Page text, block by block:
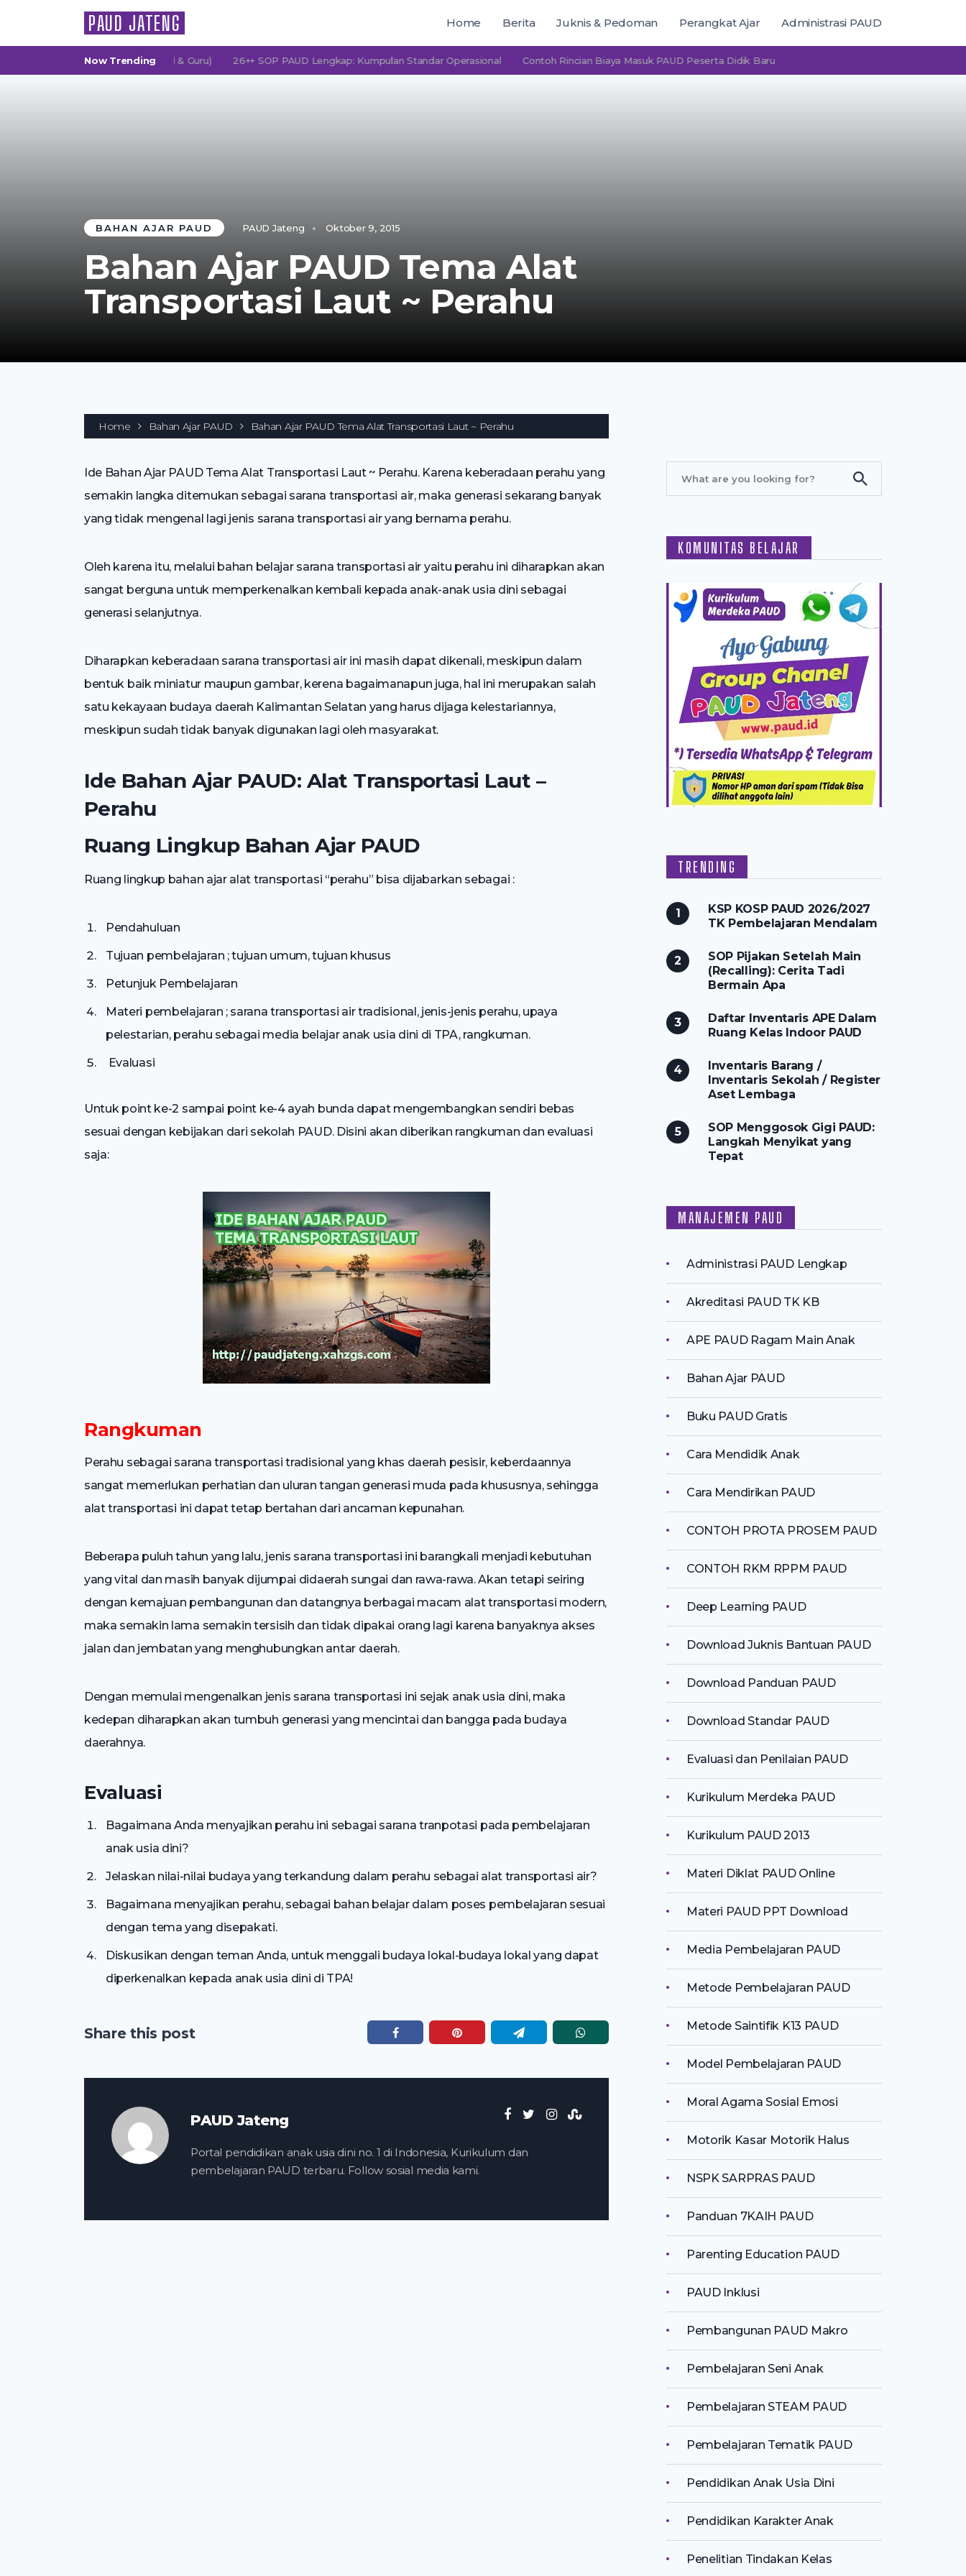
PAUD JATENG Home Berita Juknis & Pedoman Perangkat Ajar Administrasi PAUD
Now Trending
(Persatuan Orang Tua Murid & Guru) 26++ SOP PAUD Lengkap: Kumpulan Standar Operasional Contoh Rincian Biaya Masuk PAUD Peserta Didik Baru
BAHAN AJAR PAUD PAUD Jateng Oktober 9, 2015
Bahan Ajar PAUD Tema Alat
Transportasi Laut ~ Perahu
Home Bahan Ajar PAUD Bahan Ajar PAUD Tema Alat Transportasi Laut ~ Perahu
Ide Bahan Ajar PAUD Tema Alat Transportasi Laut ~ Perahu. Karena keberadaan perahu yang
semakin langka ditemukan sebagai sarana transportasi air, maka generasi sekarang banyak
yang tidak mengenal lagi jenis sarana transportasi air yang bernama perahu.
Oleh karena itu, melalui bahan belajar sarana transportasi air yaitu perahu ini diharapkan akan
sangat berguna untuk memperkenalkan kembali kepada anak-anak usia dini sebagai
generasi selanjutnya.
Diharapkan keberadaan sarana transportasi air ini masih dapat dikenali, meskipun dalam
bentuk baik miniatur maupun gambar, kerena bagaimanapun juga, hal ini merupakan salah
satu kekayaan budaya daerah Kalimantan Selatan yang harus dijaga kelestariannya,
meskipun sudah tidak banyak digunakan lagi oleh masyarakat.
Ide Bahan Ajar PAUD: Alat Transportasi Laut –
Perahu
Ruang Lingkup Bahan Ajar PAUD
Ruang lingkup bahan ajar alat transportasi “perahu” bisa dijabarkan sebagai :
Pendahuluan
Tujuan pembelajaran ; tujuan umum, tujuan khusus
Petunjuk Pembelajaran
Materi pembelajaran ; sarana transportasi air tradisional, jenis-jenis perahu, upaya
pelestarian, perahu sebagai media belajar anak usia dini di TPA, rangkuman.
Evaluasi
Untuk point ke-2 sampai point ke-4 ayah bunda dapat mengembangkan sendiri bebas
sesuai dengan kebijakan dari sekolah PAUD. Disini akan diberikan rangkuman dan evaluasi
saja:
Rangkuman
Perahu sebagai sarana transportasi tradisional yang khas daerah pesisir, keberdaannya
sangat memerlukan perhatian dan uluran tangan generasi muda pada khususnya, sehingga
alat transportasi ini dapat tetap bertahan dari ancaman kepunahan.
Beberapa puluh tahun yang lalu, jenis sarana transportasi ini barangkali menjadi kebutuhan
yang vital dan masih banyak dijumpai didaerah sungai dan rawa-rawa. Akan tetapi seiring
dengan kemajuan pembangunan dan datangnya berbagai macam alat transportasi modern,
maka semakin lama semakin tersisih dan tidak dipakai orang lagi karena banyaknya akses
jalan dan jembatan yang menghubungkan antar daerah.
Dengan memulai mengenalkan jenis sarana transportasi ini sejak anak usia dini, maka
kedepan diharapkan akan tumbuh generasi yang mencintai dan bangga pada budaya
daerahnya.
Evaluasi
Bagaimana Anda menyajikan perahu ini sebagai sarana tranpotasi pada pembelajaran
anak usia dini?
Jelaskan nilai-nilai budaya yang terkandung dalam perahu sebagai alat transportasi air?
Bagaimana menyajikan perahu, sebagai bahan belajar dalam poses pembelajaran sesuai
dengan tema yang disepakati.
Diskusikan dengan teman Anda, untuk menggali budaya lokal-budaya lokal yang dapat
diperkenalkan kepada anak usia dini di TPA!
Share this post
PAUD Jateng
Portal pendidikan anak usia dini no. 1 di Indonesia, Kurikulum dan
pembelajaran PAUD terbaru. Follow sosial media kami.
KOMUNITAS BELAJAR
TRENDING
KSP KOSP PAUD 2026/2027
TK Pembelajaran Mendalam
SOP Pijakan Setelah Main
(Recalling): Cerita Tadi
Bermain Apa
Daftar Inventaris APE Dalam
Ruang Kelas Indoor PAUD
Inventaris Barang /
Inventaris Sekolah / Register
Aset Lembaga
SOP Menggosok Gigi PAUD:
Langkah Menyikat yang
Tepat
MANAJEMEN PAUD
Administrasi PAUD Lengkap
Akreditasi PAUD TK KB
APE PAUD Ragam Main Anak
Bahan Ajar PAUD
Buku PAUD Gratis
Cara Mendidik Anak
Cara Mendirikan PAUD
CONTOH PROTA PROSEM PAUD
CONTOH RKM RPPM PAUD
Deep Learning PAUD
Download Juknis Bantuan PAUD
Download Panduan PAUD
Download Standar PAUD
Evaluasi dan Penilaian PAUD
Kurikulum Merdeka PAUD
Kurikulum PAUD 2013
Materi Diklat PAUD Online
Materi PAUD PPT Download
Media Pembelajaran PAUD
Metode Pembelajaran PAUD
Metode Saintifik K13 PAUD
Model Pembelajaran PAUD
Moral Agama Sosial Emosi
Motorik Kasar Motorik Halus
NSPK SARPRAS PAUD
Panduan 7KAIH PAUD
Parenting Education PAUD
PAUD Inklusi
Pembangunan PAUD Makro
Pembelajaran Seni Anak
Pembelajaran STEAM PAUD
Pembelajaran Tematik PAUD
Pendidikan Anak Usia Dini
Pendidikan Karakter Anak
Penelitian Tindakan Kelas